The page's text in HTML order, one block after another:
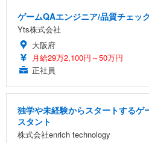
ゲームQAエンジニア/品質チェッ
Yts株式会社
大阪府
月給29万2,100円～50万円
正社員
独学や未経験からスタートするゲ
スタント
株式会社enrich technology